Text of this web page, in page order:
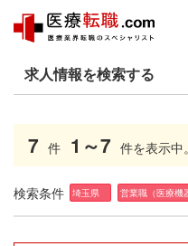
求人情報を検索する
7 件 1～7 件を表示中。
検索条件 埼玉県 営業職（医療機